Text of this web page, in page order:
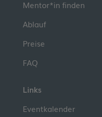
Mentor*in finden
Ablauf
Preise
FAQ
Links
Eventkalender